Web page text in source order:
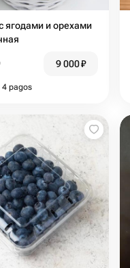
ягодами и орехами
9 000₽
4 pagos